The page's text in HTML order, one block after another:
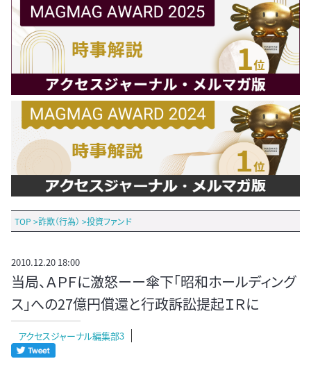
TOP >詐欺（行為） >投資ファンド
2010.12.20 18:00
当局、ＡＰＦに激怒ーー傘下「昭和ホールディング
ス」への27億円償還と行政訴訟提起ＩＲに
アクセスジャーナル編集部3